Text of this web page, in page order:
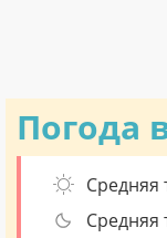
Погода
Средняя
Средняя